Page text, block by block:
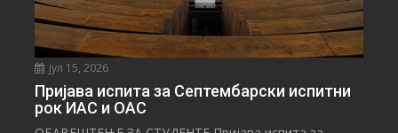
јул 15, 2026
Пријава испита за Септембарски испитни
рок ИАС и ОАС